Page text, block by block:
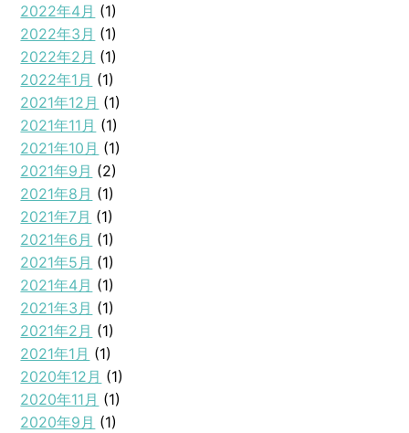
2022年4月 (1)
2022年3月 (1)
2022年2月 (1)
2022年1月 (1)
2021年12月 (1)
2021年11月 (1)
2021年10月 (1)
2021年9月 (2)
2021年8月 (1)
2021年7月 (1)
2021年6月 (1)
2021年5月 (1)
2021年4月 (1)
2021年3月 (1)
2021年2月 (1)
2021年1月 (1)
2020年12月 (1)
2020年11月 (1)
2020年9月 (1)